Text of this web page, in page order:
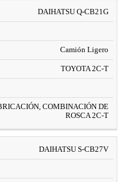
DAIHATSU Q-CB21G
Camión Ligero
TOYOTA 2C-T
COMBINACIÓN DE
ROSCA 2C-T
DAIHATSU S-CB27V